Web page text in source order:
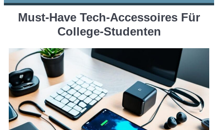
Must-Have Tech-Accessoires Für
College-Studenten